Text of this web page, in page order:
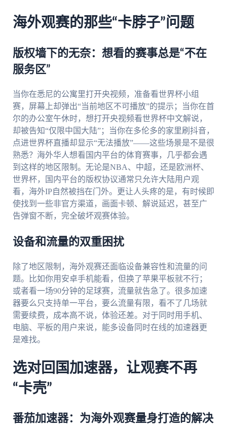
海外观赛的那些“卡脖子”问题
版权墙下的无奈：想看的赛事总是“不在
服务区”
当你在悉尼的公寓里打开央视频，准备看世界杯小组
赛，屏幕上却弹出“当前地区不可播放”的提示；当你在首
尔的办公室午休时，想打开央视频看世界杯中文解说，
却被告知“仅限中国大陆”；当你在多伦多的家里刷抖音，
点进世界杯直播却显示“无法播放”——这些场景是不是很
熟悉？海外华人想看国内平台的体育赛事，几乎都会遇
到这样的地区限制。无论是NBA、中超，还是欧洲杯、
世界杯，国内平台的版权协议通常只允许大陆用户观
看，海外IP自然被挡在门外。更让人头疼的是，有时候即
使找到一些非官方渠道，画面卡顿、解说延迟，甚至广
告弹窗不断，完全破坏观赛体验。
设备和流量的双重困扰
除了地区限制，海外观赛还面临设备兼容性和流量的问
题。比如你用安卓手机能看，但换了苹果平板就不行；
或者看一场90分钟的足球赛，流量就告急了。很多加速
器要么只支持单一平台，要么流量有限，看不了几场就
需要续费，成本高不说，体验还差。对于同时用手机、
电脑、平板的用户来说，能多设备同时在线的加速器更
是难找。
选对回国加速器，让观赛不再
“卡壳”
番茄加速器：为海外观赛量身打造的解决